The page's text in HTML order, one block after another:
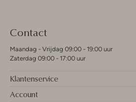
Contact
Maandag - Vrijdag 09:00 - 19:00 uur
Zaterdag 09:00 - 17:00 uur
Klantenservice
Account